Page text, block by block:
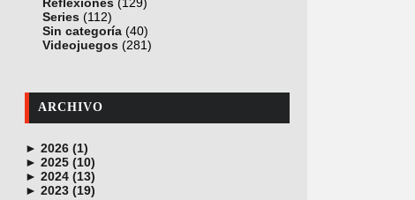
Series (112)
Sin categoría (40)
Videojuegos (281)
ARCHIVO
► 2026 (1)
junio (1)
► 2025 (10)
noviembre (1)
octubre (1)
► 2024 (13)
diciembre (4)
► 2023 (19)